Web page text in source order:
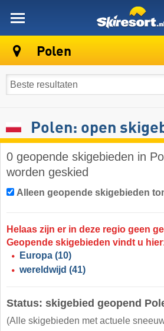
Polen
Polen: open
0 geopende skigebieden in
worden geskied
Alleen geopende skigebieden
Helaas zijn er in deze regio geen
Geopende skigebieden vindt u
Europa (10)
wereldwijd (41)
Status: skigebied geopend
(Alle skigebieden met actuele